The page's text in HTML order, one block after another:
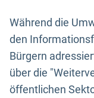
Während die
den
Bürgern
über die
öffentlichen